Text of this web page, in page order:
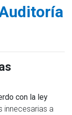
con la ley
innecesarias a